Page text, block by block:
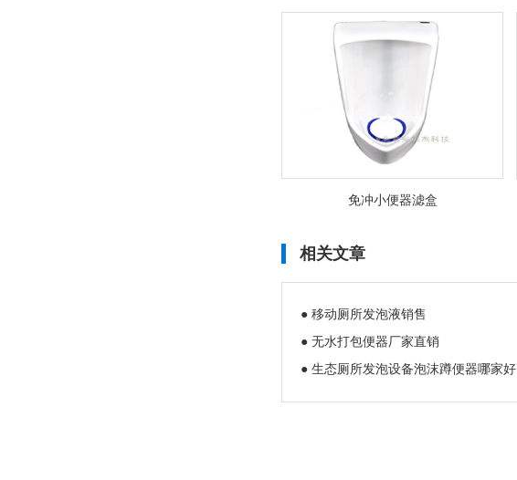
免冲小便器滤盒
相关文章
● 移动厕所发泡液销售
● 无水打包便器厂家直销
● 生态厕所发泡设备泡沫蹲便器哪家好